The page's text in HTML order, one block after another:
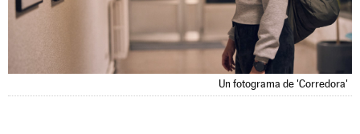
Un fotograma de 'Corredora'